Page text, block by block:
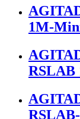
1M-
RSLAB